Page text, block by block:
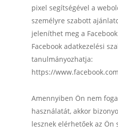
pixel segítségével a
személyre szabott
jeleníthet meg a
Facebook adatkezelési
tanulmányozhatja:
https://
Amennyiben Ön nem
használatát, akkor
lesznek elérhetőek az Ön